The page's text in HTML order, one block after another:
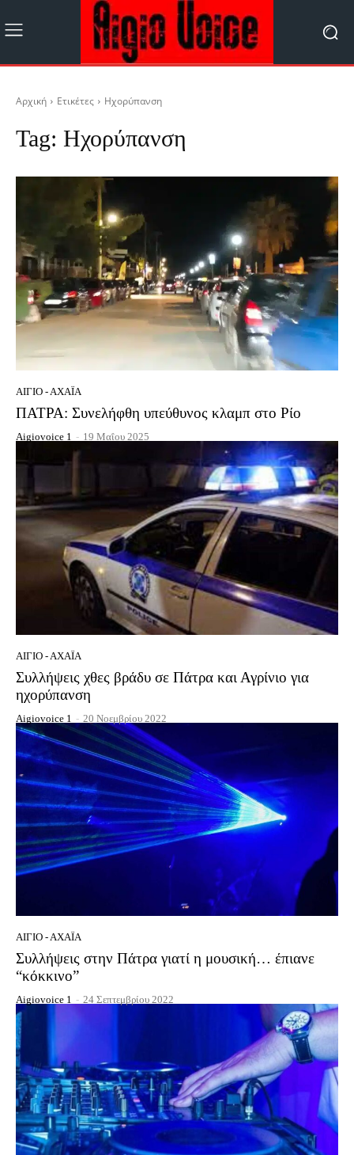
Αρχική Ετικέτες Ηχορύπανση
Tag: Ηχορύπανση
ΑΊΓΙΟ - ΑΧΑΪ́Α
ΠΑΤΡΑ: Συνελήφθη υπεύθυνος κλαμπ στο Ρίο
Aigiovoice 1 - 19 Μαΐου 2025
ΑΊΓΙΟ - ΑΧΑΪ́Α
Συλλήψεις χθες βράδυ σε Πάτρα και Αγρίνιο για
ηχορύπανση
Aigiovoice 1 - 20 Νοεμβρίου 2022
ΑΊΓΙΟ - ΑΧΑΪ́Α
Συλλήψεις στην Πάτρα γιατί η μουσική… έπιανε
“κόκκινο”
Aigiovoice 1 - 24 Σεπτεμβρίου 2022